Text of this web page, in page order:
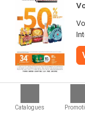
Catalogues
Application mobile
Qui sommes-nous?
Publiez votre
Actualités
Services
Inscription à la
Suivez-nous sur